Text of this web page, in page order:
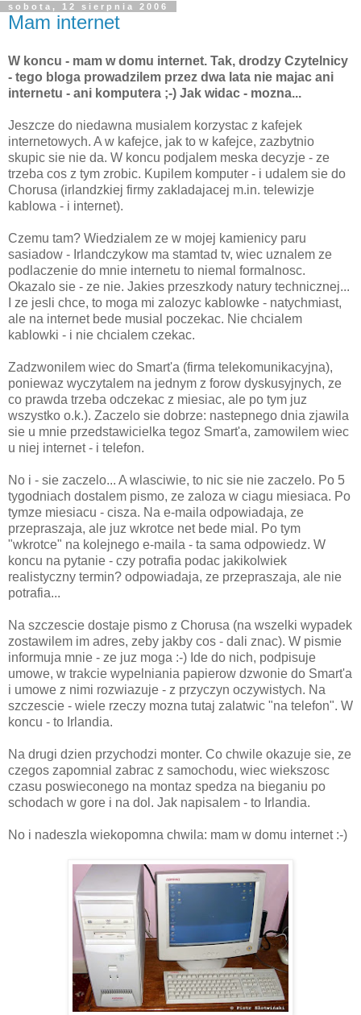
sobota, 12 sierpnia 2006
Mam internet
W koncu - mam w domu internet. Tak, drodzy Czytelnicy
- tego bloga prowadzilem przez dwa lata nie majac ani
internetu - ani komputera ;-) Jak widac - mozna...
Jeszcze do niedawna musialem korzystac z kafejek
internetowych. A w kafejce, jak to w kafejce, zazbytnio
skupic sie nie da. W koncu podjalem meska decyzje - ze
trzeba cos z tym zrobic. Kupilem komputer - i udalem sie do
Chorusa (irlandzkiej firmy zakladajacej m.in. telewizje
kablowa - i internet).
Czemu tam? Wiedzialem ze w mojej kamienicy paru
sasiadow - Irlandczykow ma stamtad tv, wiec uznalem ze
podlaczenie do mnie internetu to niemal formalnosc.
Okazalo sie - ze nie. Jakies przeszkody natury technicznej...
I ze jesli chce, to moga mi zalozyc kablowke - natychmiast,
ale na internet bede musial poczekac. Nie chcialem
kablowki - i nie chcialem czekac.
Zadzwonilem wiec do Smart'a (firma telekomunikacyjna),
poniewaz wyczytalem na jednym z forow dyskusyjnych, ze
co prawda trzeba odczekac z miesiac, ale po tym juz
wszystko o.k.). Zaczelo sie dobrze: nastepnego dnia zjawila
sie u mnie przedstawicielka tegoz Smart'a, zamowilem wiec
u niej internet - i telefon.
No i - sie zaczelo... A wlasciwie, to nic sie nie zaczelo. Po 5
tygodniach dostalem pismo, ze zaloza w ciagu miesiaca. Po
tymze miesiacu - cisza. Na e-maila odpowiadaja, ze
przepraszaja, ale juz wkrotce net bede mial. Po tym
"wkrotce" na kolejnego e-maila - ta sama odpowiedz. W
koncu na pytanie - czy potrafia podac jakikolwiek
realistyczny termin? odpowiadaja, ze przepraszaja, ale nie
potrafia...
Na szczescie dostaje pismo z Chorusa (na wszelki wypadek
zostawilem im adres, zeby jakby cos - dali znac). W pismie
informuja mnie - ze juz moga :-) Ide do nich, podpisuje
umowe, w trakcie wypelniania papierow dzwonie do Smart'a
i umowe z nimi rozwiazuje - z przyczyn oczywistych. Na
szczescie - wiele rzeczy mozna tutaj zalatwic "na telefon". W
koncu - to Irlandia.
Na drugi dzien przychodzi monter. Co chwile okazuje sie, ze
czegos zapomnial zabrac z samochodu, wiec wiekszosc
czasu poswieconego na montaz spedza na bieganiu po
schodach w gore i na dol. Jak napisalem - to Irlandia.
No i nadeszla wiekopomna chwila: mam w domu internet :-)